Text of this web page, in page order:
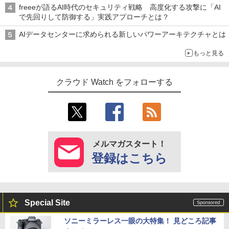
freeeが語るAI時代のセキュリティ戦略 高度化する攻撃に「AI
で先回りして防御する」実践アプローチとは？
AIデータセンターに求められる新しいパワーアーキテクチャとは
もっと見る
クラウド Watch をフォローする
メルマガスタート！
登録はこちら
Special Site
ソニーミラーレス一眼の大特集！ 見どころ記事